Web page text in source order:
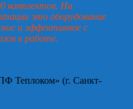
комплектов. На
это оборудование
и эффективное с
в работе.
Теплоком» (г. Санкт-